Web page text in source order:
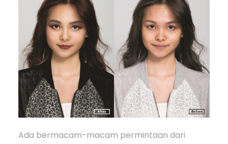
Ada bermacam-macam permintaan dari